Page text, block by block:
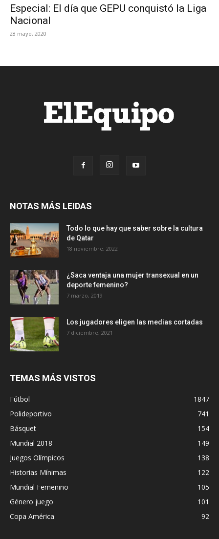
Especial: El día que GEPU conquistó la Liga
Nacional
28 mayo, 2020
NOTAS MÁS LEIDAS
Todo lo que hay que saber sobre la cultura
de Qatar
18 noviembre, 2022
¿Saca ventaja una mujer transexual en un
deporte femenino?
7 marzo, 2019
Los jugadores eligen las medias cortadas
7 diciembre, 2021
TEMAS MÁS VISTOS
Fútbol
1847
Polideportivo
741
Básquet
154
Mundial 2018
149
Juegos Olímpicos
138
Historias Mínimas
122
Mundial Femenino
105
Género juego
101
Copa América
92